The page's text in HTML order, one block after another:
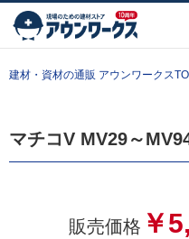
建材・資材の通販 アウンワークス
マチコV MV29～
販売価格 ￥